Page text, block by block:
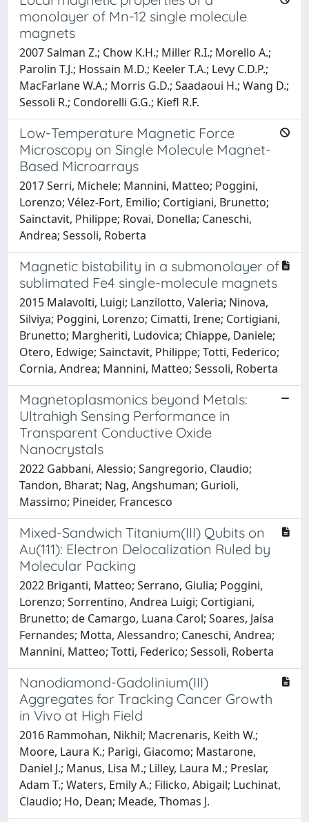
monolayer of Mn-12 single molecule
magnets
2007 Salman Z.; Chow K.H.; Miller R.I.; Morello A.;
Parolin T.J.; Hossain M.D.; Keeler T.A.; Levy C.D.P.;
MacFarlane W.A.; Morris G.D.; Saadaoui H.; Wang D.;
Sessoli R.; Condorelli G.G.; Kiefl R.F.
Low-Temperature Magnetic Force
Microscopy on Single Molecule Magnet-
Based Microarrays
2017 Serri, Michele; Mannini, Matteo; Poggini,
Lorenzo; Vélez-Fort, Emilio; Cortigiani, Brunetto;
Sainctavit, Philippe; Rovai, Donella; Caneschi,
Andrea; Sessoli, Roberta
Magnetic bistability in a submonolayer of
sublimated Fe4 single-molecule magnets
2015 Malavolti, Luigi; Lanzilotto, Valeria; Ninova,
Silviya; Poggini, Lorenzo; Cimatti, Irene; Cortigiani,
Brunetto; Margheriti, Ludovica; Chiappe, Daniele;
Otero, Edwige; Sainctavit, Philippe; Totti, Federico;
Cornia, Andrea; Mannini, Matteo; Sessoli, Roberta
Magnetoplasmonics beyond Metals:
Ultrahigh Sensing Performance in
Transparent Conductive Oxide
Nanocrystals
2022 Gabbani, Alessio; Sangregorio, Claudio;
Tandon, Bharat; Nag, Angshuman; Gurioli,
Massimo; Pineider, Francesco
Mixed-Sandwich Titanium(III) Qubits on
Au(111): Electron Delocalization Ruled by
Molecular Packing
2022 Briganti, Matteo; Serrano, Giulia; Poggini,
Lorenzo; Sorrentino, Andrea Luigi; Cortigiani,
Brunetto; de Camargo, Luana Carol; Soares, Jaísa
Fernandes; Motta, Alessandro; Caneschi, Andrea;
Mannini, Matteo; Totti, Federico; Sessoli, Roberta
Nanodiamond-Gadolinium(III)
Aggregates for Tracking Cancer Growth
in Vivo at High Field
2016 Rammohan, Nikhil; Macrenaris, Keith W.;
Moore, Laura K.; Parigi, Giacomo; Mastarone,
Daniel J.; Manus, Lisa M.; Lilley, Laura M.; Preslar,
Adam T.; Waters, Emily A.; Filicko, Abigail; Luchinat,
Claudio; Ho, Dean; Meade, Thomas J.